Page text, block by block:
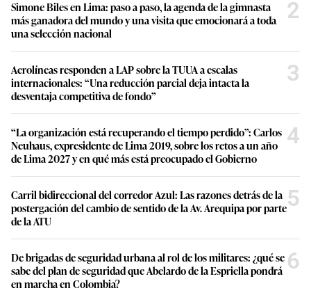
Simone Biles en Lima: paso a paso, la agenda de la gimnasta
más ganadora del mundo y una visita que emocionará a toda
una selección nacional
2
Aerolíneas responden a LAP sobre la TUUA a escalas
internacionales: “Una reducción parcial deja intacta la
desventaja competitiva de fondo”
3
“La organización está recuperando el tiempo perdido”: Carlos
Neuhaus, expresidente de Lima 2019, sobre los retos a un año
de Lima 2027 y en qué más está preocupado el Gobierno
4
Carril bidireccional del corredor Azul: Las razones detrás de la
postergación del cambio de sentido de la Av. Arequipa por parte
de la ATU
5
De brigadas de seguridad urbana al rol de los militares: ¿qué se
sabe del plan de seguridad que Abelardo de la Espriella pondrá
en marcha en Colombia?
6